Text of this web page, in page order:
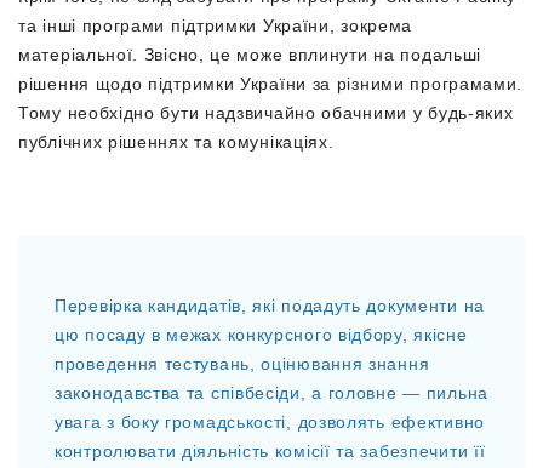
та інші програми підтримки України, зокрема
матеріальної. Звісно, це може вплинути на подальші
рішення щодо підтримки України за різними програмами.
Тому необхідно бути надзвичайно обачними у будь-яких
публічних рішеннях та комунікаціях.
Перевірка кандидатів, які подадуть документи на
цю посаду в межах конкурсного відбору, якісне
проведення тестувань, оцінювання знання
законодавства та співбесіди, а головне — пильна
увага з боку громадськості, дозволять ефективно
контролювати діяльність комісії та забезпечити її